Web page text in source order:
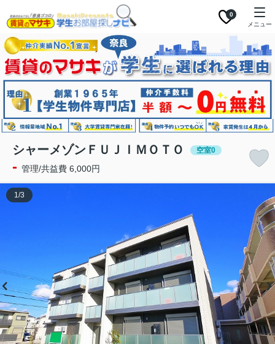
0
メニュー
シャーメゾンＦＵＪＩＭＯＴＯ 空室0
- 管理/共益費 6,000円
1/3